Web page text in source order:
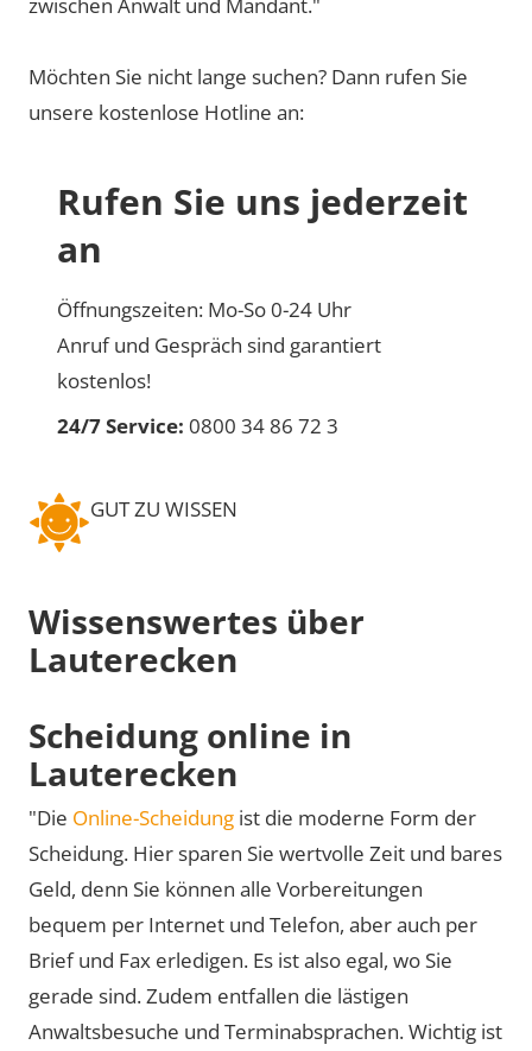
Möchten Sie nicht lange suchen? Dann rufen Sie
unsere kostenlose Hotline an:
Rufen Sie uns jederzeit
an
Öffnungszeiten: Mo-So 0-24 Uhr
Anruf und Gespräch sind garantiert
kostenlos!
24/7 Service: 0800 34 86 72 3
GUT ZU WISSEN
Wissenswertes über
Lauterecken
Scheidung online in
Lauterecken
"Die Online-Scheidung ist die moderne Form der
Scheidung. Hier sparen Sie wertvolle Zeit und bares
Geld, denn Sie können alle Vorbereitungen
bequem per Internet und Telefon, aber auch per
Brief und Fax erledigen. Es ist also egal, wo Sie
gerade sind. Zudem entfallen die lästigen
Anwaltsbesuche und Terminabsprachen. Wichtig ist